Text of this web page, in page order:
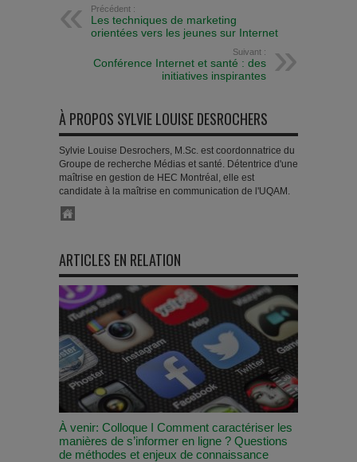
Précédent :
Les techniques de marketing
orientées vers les jeunes sur Internet
Suivant :
Conférence Internet et santé : des
initiatives inspirantes
À PROPOS SYLVIE LOUISE DESROCHERS
Sylvie Louise Desrochers, M.Sc. est coordonnatrice du
Groupe de recherche Médias et santé. Détentrice d'une
maîtrise en gestion de HEC Montréal, elle est
candidate à la maîtrise en communication de l'UQAM.
ARTICLES EN RELATION
À venir: Colloque I Comment caractériser les
manières de s’informer en ligne ? Questions
de méthodes et enjeux de connaissance